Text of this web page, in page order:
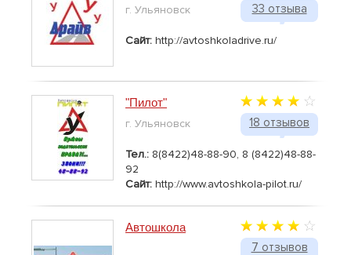
33 отзыва
г. Ульяновск
Сайт: http://avtoshkoladrive.ru/
18 отзывов
"Пилот"
г. Ульяновск
Тел.: 8(8422)48-88-90, 8 (8422)48-88-
92
Сайт: http://www.avtoshkola-pilot.ru/
7 отзывов
Автошкола